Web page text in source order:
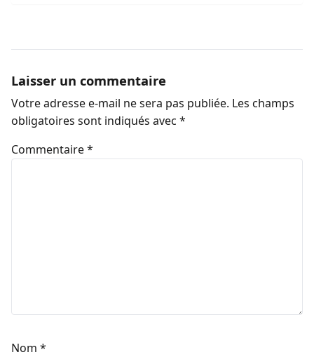
Laisser un commentaire
Votre adresse e-mail ne sera pas publiée. Les champs
obligatoires sont indiqués avec *
Commentaire*
Nom *